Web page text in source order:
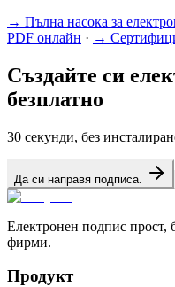
→ Пълна насока за
PDF онлайн · →
Създайте си
безплатно
30 секунди, без
Да си направя подписа.
Електронен подпис прост,
фирми.
Продукт